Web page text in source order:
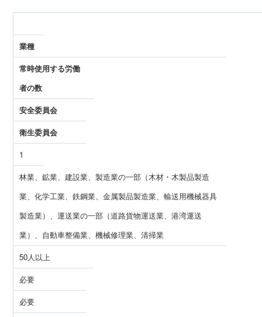
業種
常時使用する労働
者の数
安全委員会
衛生委員会
1
林業、鉱業、建設業、製造業の一部（木材・木製品製造
業、化学工業、鉄鋼業、金属製品製造業、輸送用機械器具
製造業）、運送業の一部（道路貨物運送業、港湾運送
業）、自動車整備業、機械修理業、清掃業
50人以上
必要
必要